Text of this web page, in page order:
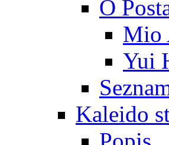
O
Mio
Yui
Kaleido